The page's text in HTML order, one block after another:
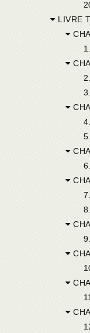
LIVRE
1.
2.
3.
4.
5.
6.
CHAPITRE
7.
8.
9.